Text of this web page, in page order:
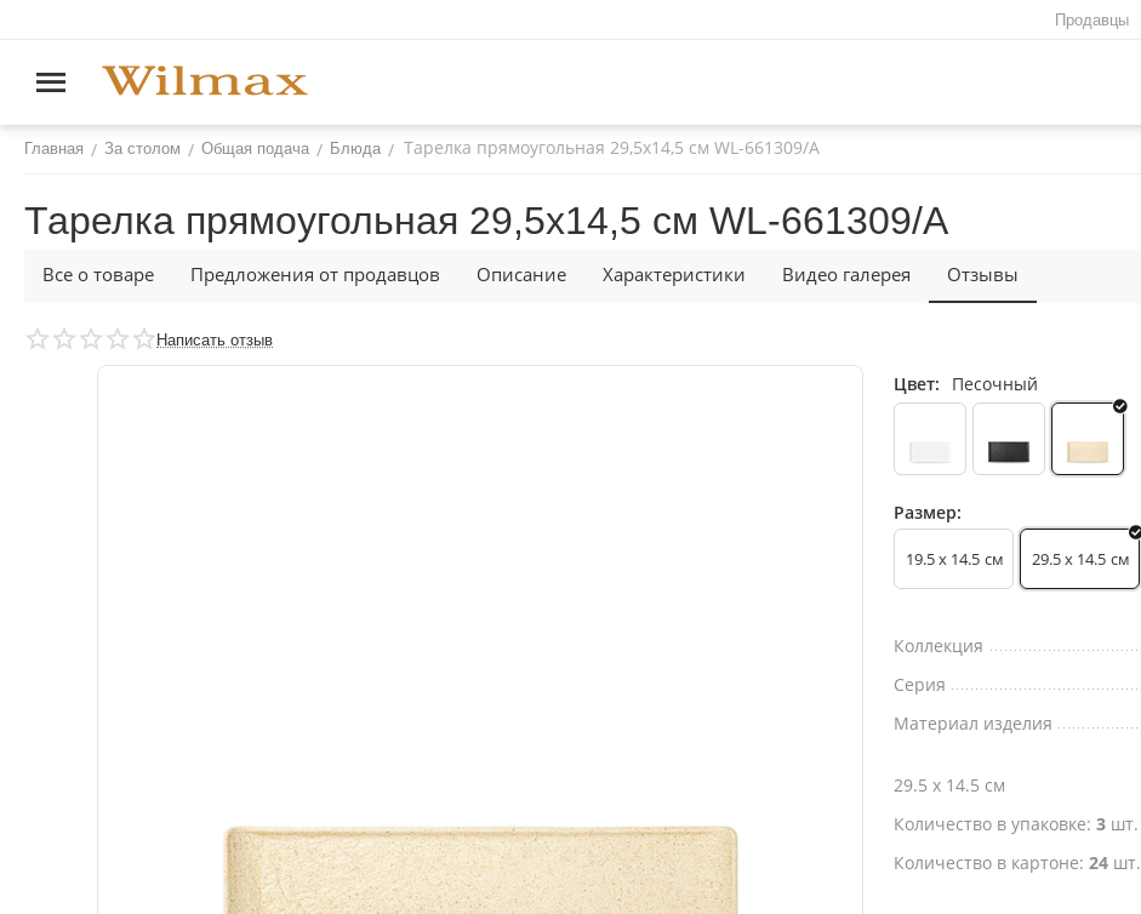
Продавцы
Главная / За столом / Общая подача / Блюда / Тарелка прямоугольная 29,5x14,5 см WL‑661309/A
Тарелка прямоугольная 29,5x14,5 см WL‑661309/A
Все о товаре Предложения от продавцов Описание Характеристики Видео галерея Отзывы
Написать отзыв
Цвет: Песочный
Размер:
19.5 x 14.5 см 29.5 x 14.5 см
Коллекция
Серия
Материал изделия
29.5 x 14.5 см
Количество в упаковке:3 шт.
Количество в картоне:24 шт.